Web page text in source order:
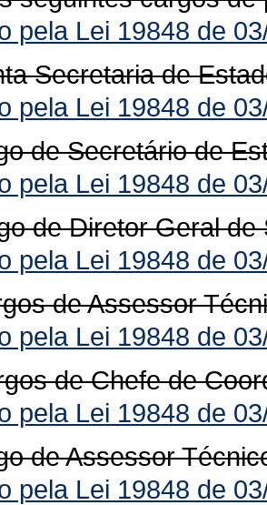
pela Lei 19848 de
Secretaria de
pela Lei 19848 de
de Secretário de
pela Lei 19848 de
de Diretor Geral
pela Lei 19848 de
de Assessor
pela Lei 19848 de
de Chefe de
pela Lei 19848 de
de Assessor
pela Lei 19848 de